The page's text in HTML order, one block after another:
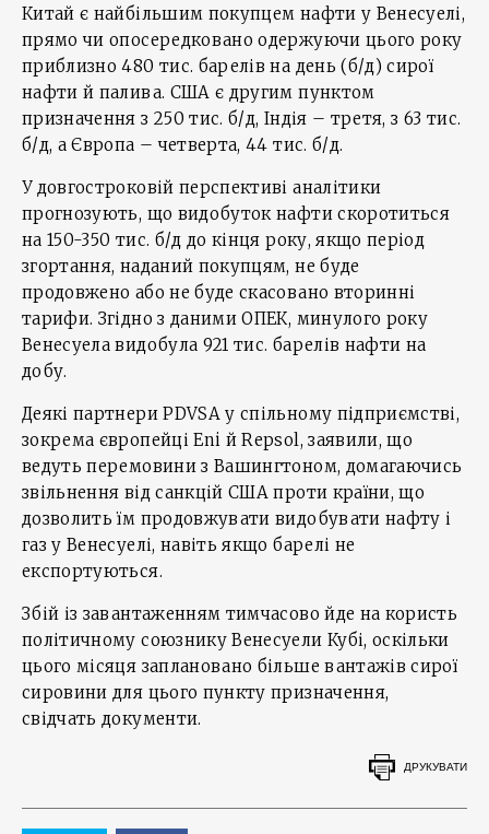
Китай є найбільшим покупцем нафти у Венесуелі,
прямо чи опосередковано одержуючи цього року
приблизно 480 тис. барелів на день (б/д) сирої
нафти й палива. США є другим пунктом
призначення з 250 тис. б/д, Індія – третя, з 63 тис.
б/д, а Європа – четверта, 44 тис. б/д.
У довгостроковій перспективі аналітики
прогнозують, що видобуток нафти скоротиться
на 150-350 тис. б/д до кінця року, якщо період
згортання, наданий покупцям, не буде
продовжено або не буде скасовано вторинні
тарифи. Згідно з даними ОПЕК, минулого року
Венесуела видобула 921 тис. барелів нафти на
добу.
Деякі партнери PDVSA у спільному підприємстві,
зокрема європейці Eni й Repsol, заявили, що
ведуть перемовини з Вашингтоном, домагаючись
звільнення від санкцій США проти країни, що
дозволить їм продовжувати видобувати нафту і
газ у Венесуелі, навіть якщо барелі не
експортуються.
Збій із завантаженням тимчасово йде на користь
політичному союзнику Венесуели Кубі, оскільки
цього місяця заплановано більше вантажів сирої
сировини для цього пункту призначення,
свідчать документи.
ДРУКУВАТИ